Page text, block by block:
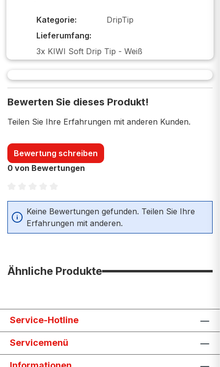
Kategorie:
DripTip
Lieferumfang:
3x KIWI Soft Drip Tip - Weiß
Bewerten Sie dieses Produkt!
Teilen Sie Ihre Erfahrungen mit anderen Kunden.
Bewertung schreiben
0 von Bewertungen
Durchschnittliche Bewertung von 0 von 5 Sternen
Keine Bewertungen gefunden. Teilen Sie Ihre
Erfahrungen mit anderen.
Ähnliche Produkte
Service-Hotline
Servicemenü